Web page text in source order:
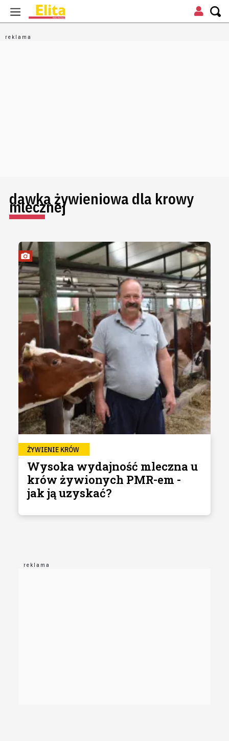
dawka żywieniowa dla krowy
mlecznej
ŻYWIENIE KRÓW
Wysoka wydajność mleczna u
krów żywionych PMR-em -
jak ją uzyskać?